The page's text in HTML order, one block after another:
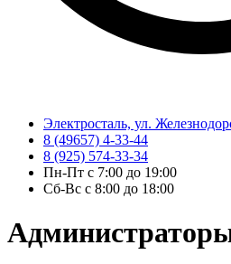
Электросталь, ул.
8 (49657) 4-33-44
8 (925) 574-33-34
Пн-Пт с 7:00 до 19:00
Сб-Вс с 8:00 до 18:00